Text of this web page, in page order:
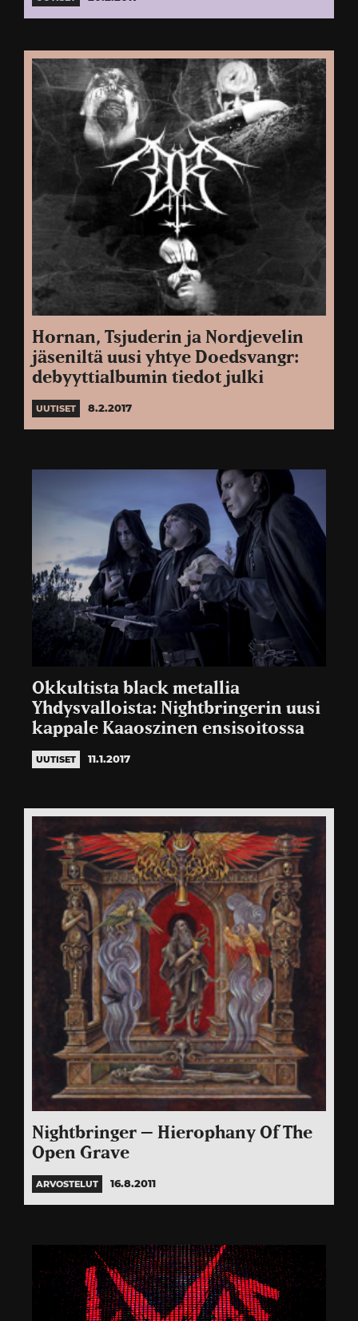
Hornan, Tsjuderin ja Nordjevelin
jäseniltä uusi yhtye Doedsvangr:
debyyttialbumin tiedot julki
UUTISET 8.2.2017
Okkultista black metallia
Yhdysvalloista: Nightbringerin uusi
kappale Kaaoszinen ensisoitossa
UUTISET 11.1.2017
Nightbringer – Hierophany Of The
Open Grave
ARVOSTELUT 16.8.2011